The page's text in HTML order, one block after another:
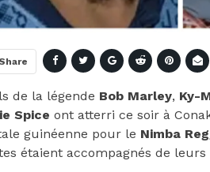
Share
de la légende Bob Marley, Ky-
Spice ont atterri ce soir à
guinéenne pour le Nimba
étaient accompagnés de leurs